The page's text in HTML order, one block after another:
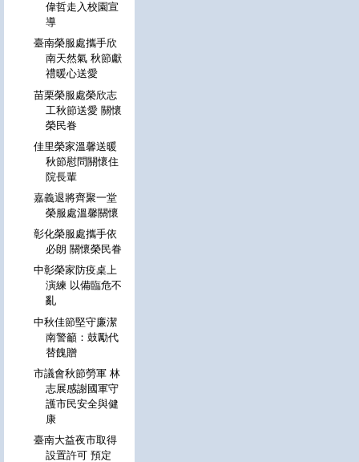
偉哲走入校園宣
導
臺南榮服處攜手欣
南天然氣 秋節獻
禮暖心送愛
苗栗榮服處榮欣志
工秋節送愛 關懷
榮民眷
佳里榮家溫馨送暖
秋節慰問關懷住
院長輩
嘉義退將齊聚一堂
榮服處溫馨關懷
彰化榮服處攜手依
必朗 關懷榮民眷
中彰榮家防疫桌上
演練 以備臨危不
亂
中秋佳節堅守廉潔
南警籲：鼓勵代
替餽贈
市議會秋節勞軍 林
志展感謝國軍守
護市民安全與健
康
臺南大益夜市取得
設置許可 預定